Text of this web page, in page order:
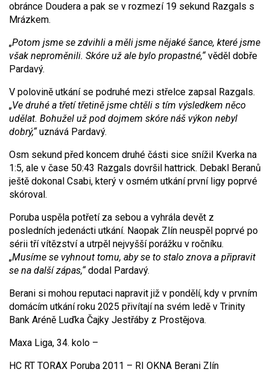
obránce Doudera a pak se v rozmezí 19 sekund Razgals s
Mrázkem.
„Potom jsme se zdvihli a měli jsme nějaké šance, které jsme
však neproměnili. Skóre už ale bylo propastné,“věděl dobře
Pardavý.
V polovině utkání se podruhé mezi střelce zapsal Razgals.
„Ve druhé a třetí třetině jsme chtěli s tím výsledkem něco
udělat. Bohužel už pod dojmem skóre náš výkon nebyl
dobrý,“uznává Pardavý.
Osm sekund před koncem druhé části sice snížil Kverka na
1:5, ale v čase 50:43 Razgals dovršil hattrick. Debakl Beranů
ještě dokonal Csabi, který v osmém utkání první ligy poprvé
skóroval.
Poruba uspěla potřetí za sebou a vyhrála devět z
posledních jedenácti utkání. Naopak Zlín neuspěl poprvé po
sérii tří vítězství a utrpěl nejvyšší porážku v ročníku.
„Musíme se vyhnout tomu, aby se to stalo znova a připravit
se na další zápas,“dodal Pardavý.
Berani si mohou reputaci napravit již v pondělí, kdy v prvním
domácím utkání roku 2025 přivítají na svém ledě v Trinity
Bank Aréně Luďka Čajky Jestřáby z Prostějova.
Maxa Liga, 34. kolo –
HC RT TORAX Poruba 2011 – RI OKNA Berani Zlín